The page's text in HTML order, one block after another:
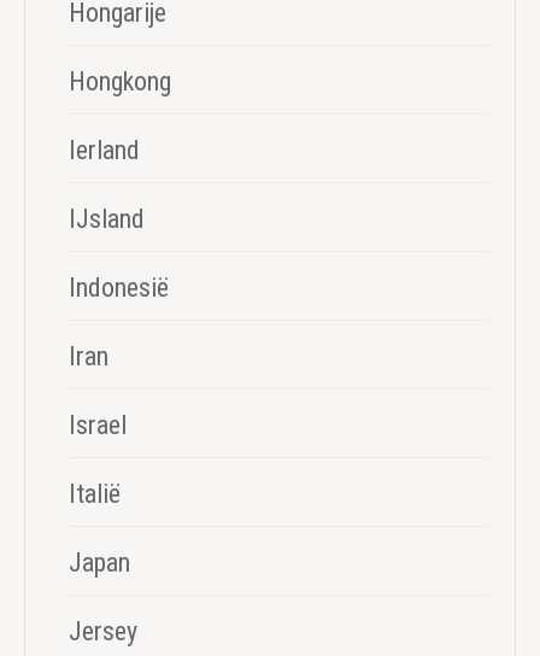
Hongarije
Hongkong
Ierland
IJsland
Indonesië
Iran
Israel
Italië
Japan
Jersey